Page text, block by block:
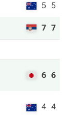
5 5
7 7
6 6
4 4